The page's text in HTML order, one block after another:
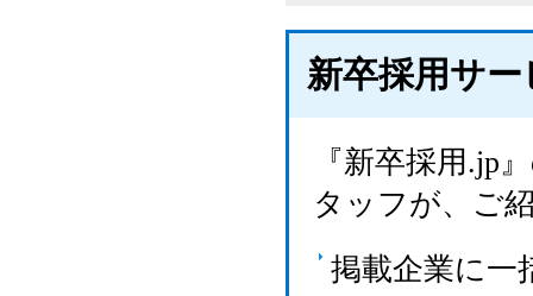
新卒採用サ
『新卒採用.jp
タッフが、ご
掲載企業に一